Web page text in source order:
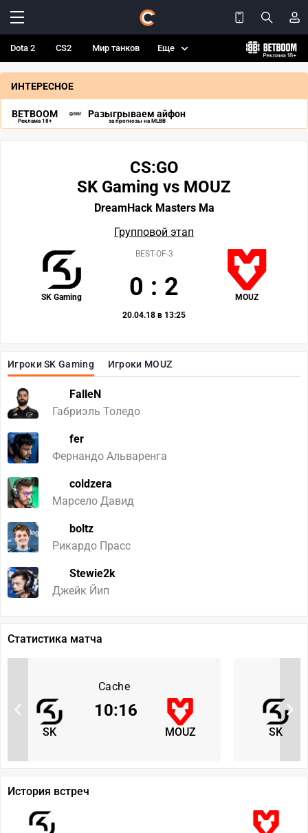
Dota 2 CS2 Мир танков Еще
ИНТЕРЕСНОЕ
BETBOOM
Реклама 18+
Разыгрываем айфон
за прогнозы на MLBB
Игроки SK Gaming Игроки MOUZ
FalleN
Габриэль Толедо
fer
Фернандо Альваренга
coldzera
Марсело Давид
boltz
Рикардо Прасс
Stewie2k
Джейк Йип
CS:GO
SK Gaming vs MOUZ
DreamHack Masters Ma
Групповой этап
SK Gaming MOUZ
BEST-OF-3
0 : 2
20.04.18 в 13:25
Статистика матча
Cache
SK MOUZ
10:16
SK
История встреч